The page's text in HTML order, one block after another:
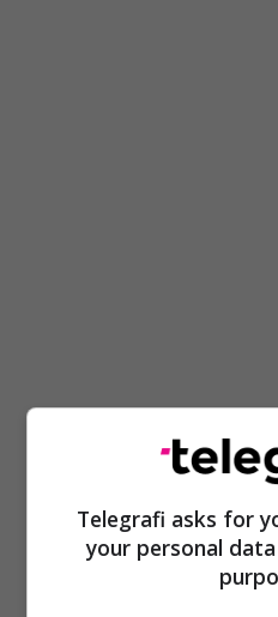
Telegrafi asks for
your personal